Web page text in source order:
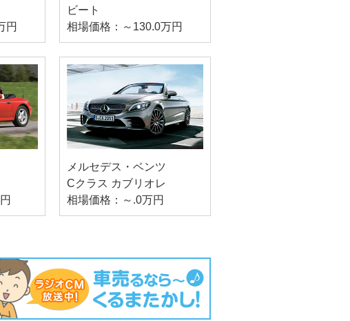
円
ビート
相場価格：～130.0万円
メルセデス・ベンツ
Cクラス カブリオレ
相場価格：～.0万円